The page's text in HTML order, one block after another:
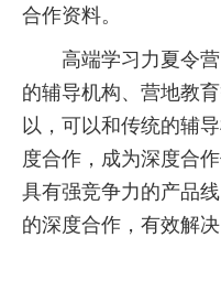
合作资料。
高端学习力夏令营
的辅导机构、营地教
以，可以和传统的辅
度合作，成为深度合
具有强竞争力的产品
的深度合作，有效解